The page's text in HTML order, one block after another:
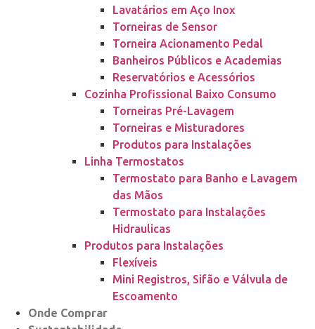
Lavatários em Aço Inox
Torneiras de Sensor
Torneira Acionamento Pedal
Banheiros Públicos e Academias
Reservatórios e Acessórios
Cozinha Profissional Baixo Consumo
Torneiras Pré-Lavagem
Torneiras e Misturadores
Produtos para Instalações
Linha Termostatos
Termostato para Banho e Lavagem
das Mãos
Termostato para Instalações
Hidraulicas
Produtos para Instalações
Flexíveis
Mini Registros, Sifão e Válvula de
Escoamento
Onde Comprar